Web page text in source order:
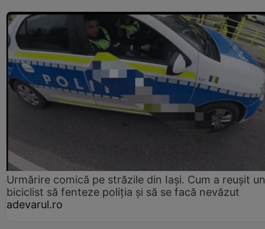
Urmărire comică pe străzile din Iași. Cum a reușit un
biciclist să fenteze poliția și să se facă nevăzut
adevarul.ro